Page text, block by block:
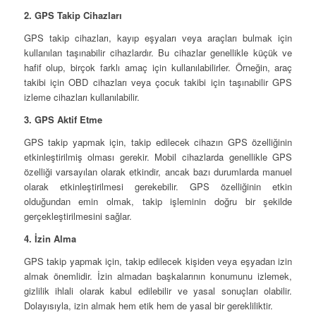
2. GPS Takip Cihazları
GPS takip cihazları, kayıp eşyaları veya araçları bulmak için
kullanılan taşınabilir cihazlardır. Bu cihazlar genellikle küçük ve
hafif olup, birçok farklı amaç için kullanılabilirler. Örneğin, araç
takibi için OBD cihazları veya çocuk takibi için taşınabilir GPS
izleme cihazları kullanılabilir.
3. GPS Aktif Etme
GPS takip yapmak için, takip edilecek cihazın GPS özelliğinin
etkinleştirilmiş olması gerekir. Mobil cihazlarda genellikle GPS
özelliği varsayılan olarak etkindir, ancak bazı durumlarda manuel
olarak etkinleştirilmesi gerekebilir. GPS özelliğinin etkin
olduğundan emin olmak, takip işleminin doğru bir şekilde
gerçekleştirilmesini sağlar.
4. İzin Alma
GPS takip yapmak için, takip edilecek kişiden veya eşyadan izin
almak önemlidir. İzin almadan başkalarının konumunu izlemek,
gizlilik ihlali olarak kabul edilebilir ve yasal sonuçları olabilir.
Dolayısıyla, izin almak hem etik hem de yasal bir gerekliliktir.